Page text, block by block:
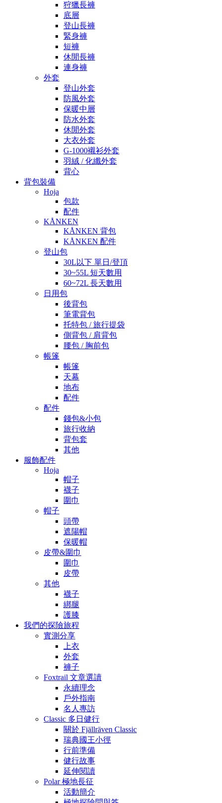
狩獵長褲
底層
登山長褲
緊身褲
短褲
休閒長褲
連身褲
外套
登山外套
防風外套
保暖中層
防水外套
休閒外套
大衣外套
G-1000襯衫外套
羽絨 / 化纖外套
背心
背包裝備
Hoja
包款
配件
KÅNKEN
KÅNKEN 背包
KÅNKEN 配件
登山包
30L以下 單日/登頂
30~55L 短天數用
60~72L 長天數用
日用包
後背包
筆電背包
托特包 / 旅行提袋
側背包 / 肩背包
腰包 / 胸前包
帳篷
帳篷
天幕
地布
配件
配件
錢包&小包
旅行收納
背包套
其他
服飾配件
Hoja
帽子
襪子
圍巾
帽子
頭帶
遮陽帽
保暖帽
皮帶&圍巾
圍巾
皮帶
其他
襪子
綁腿
護膝
我們的探險旅程
實測分享
上衣
外套
褲子
Foxtrail 文章選讀
永續理念
戶外指南
名人專訪
Classic 多日健行
關於 Fjällräven Classic
瑞典國王小徑
行前準備
健行故事
延伸閱讀
Polar 極地長征
活動簡介